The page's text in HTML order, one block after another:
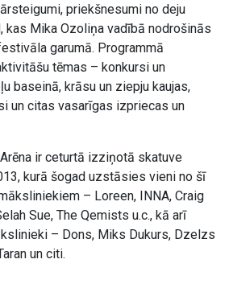
priekšnesumi no deju
kas Mika Ozoliņa vadībā nodrošinās
garumā. Programmā
tēmas – konkursi un
baseinā, krāsu un ziepju kaujas,
un citas vasarīgas izpriecas un
ir ceturtā izziņotā skatuve
kurā šogad uzstāsies vieni no šī
– Loreen, INNA, Craig
Sue, The Qemists u.c., kā arī
– Dons, Miks Dukurs, Dzelzs
un citi.